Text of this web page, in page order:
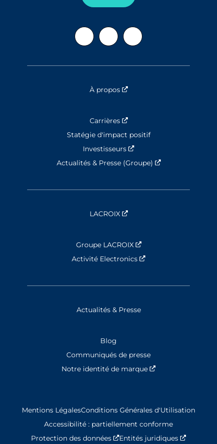
À propos Nouvelle fenêtre
Carrières
Nouvelle fenêtre
Statégie d'impact positif
Investisseurs
Actualités & Presse (Groupe)
Nouvelle fenêtre
LACROIX Nouvelle fenêtre
Groupe LACROIX
Nouvelle fenêtre
Activité Electronics
Actualités & Presse
Blog
Communiqués de presse
Notre identité de marque
Mentions LégalesConditions Générales d'Utilisation
Accessibilité : partiellement conforme
Protection des données
Nouvelle fenêtre
Entités juridiques